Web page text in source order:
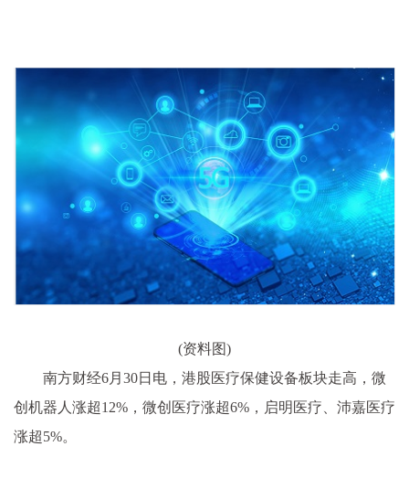
(资料图)
南方财经6月30日电，港股医疗保健设备板块走高，微
创机器人涨超12%，微创医疗涨超6%，启明医疗、沛嘉医疗
涨超5%。